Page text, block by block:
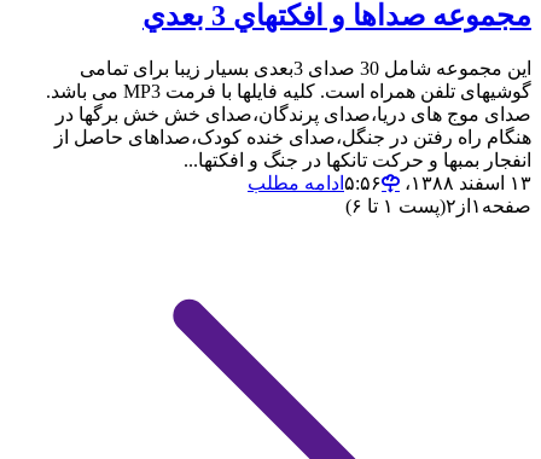
مجموعه صداها و افکتهاي 3 بعدي
این مجموعه شامل 30 صدای 3بعدی بسیار زیبا برای تمامی
گوشیهای تلفن همراه است. کلیه فایلها با فرمت MP3 می باشد.
صدای موج های دریا،صدای پرندگان،صدای خش خش برگها در
هنگام راه رفتن در جنگل،صدای خنده کودک،صداهای حاصل از
انفجار بمبها و حرکت تانکها در جنگ و افکتها...
۱۳ اسفند ۱۳۸۸،‏ ۵:۵۶
ادامه مطلب
صفحه ۱ از ۲(پست ۱ تا ۶)